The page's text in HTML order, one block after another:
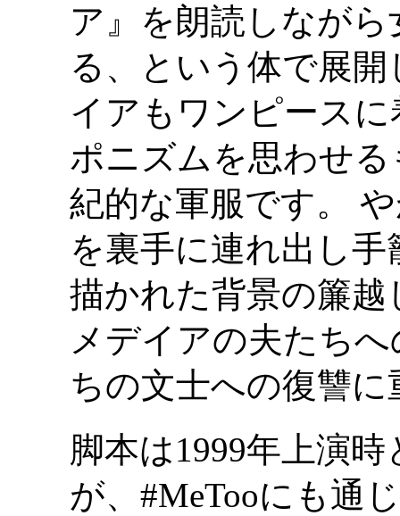
ア』を朗読しなが
る、という体で展
イアもワンピース
ポニズムを思わせ
紀的な軍服です。
を裏手に連れ出し
描かれた背景の簾
メデイアの夫たち
ちの文士への復讐
脚本は1999年上演
が、#MeTooにも通